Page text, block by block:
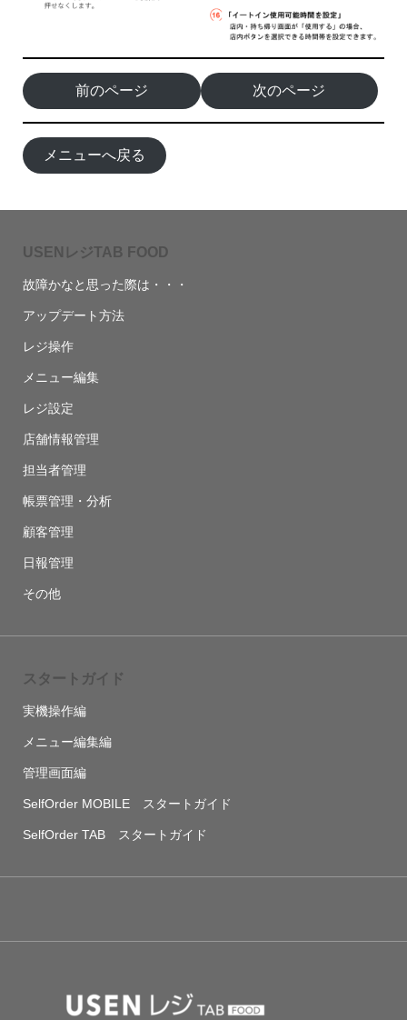
前のページ 次のページ
メニューへ戻る
USENレジTAB FOOD
故障かなと思った際は・・・
アップデート方法
レジ操作
メニュー編集
レジ設定
店舗情報管理
担当者管理
帳票管理・分析
顧客管理
日報管理
その他
スタートガイド
実機操作編
メニュー編集編
管理画面編
SelfOrder MOBILE スタートガイド
SelfOrder TAB スタートガイド